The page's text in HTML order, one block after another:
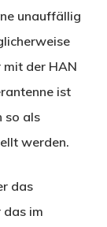
unauffällig
der HAN
ist
so als
werden.
das
das im